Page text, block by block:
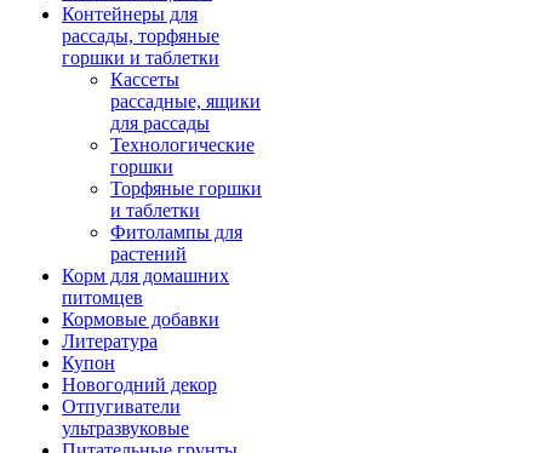
Контейнеры для
рассады, торфяные
горшки и таблетки
Кассеты
рассадные, ящики
для рассады
Технологические
горшки
Торфяные горшки
и таблетки
Фитолампы для
растений
Корм для домашних
питомцев
Кормовые добавки
Литература
Купон
Новогодний декор
Отпугиватели
ультразвуковые